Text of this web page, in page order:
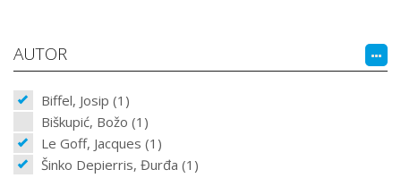
AUTOR
Biffel, Josip (1)
Biškupić, Božo (1)
Le Goff, Jacques (1)
Šinko Depierris, Đurđa (1)